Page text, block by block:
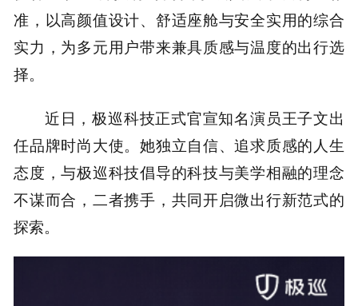
准，以高颜值设计、舒适座舱与安全实用的综合
实力，为多元用户带来兼具质感与温度的出行选
择。
近日，极巡科技正式官宣知名演员王子文出
任品牌时尚大使。她独立自信、追求质感的人生
态度，与极巡科技倡导的科技与美学相融的理念
不谋而合，二者携手，共同开启微出行新范式的
探索。